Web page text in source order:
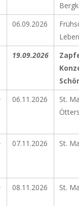
06.09.2026
19.09.2026
06.11.2026
St.
07.11.2026 St.
08.11.2026 St.